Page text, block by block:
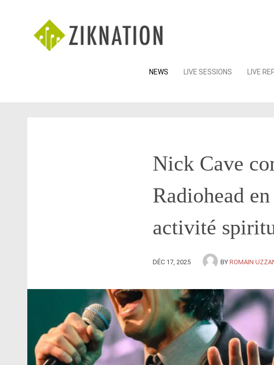
Skip
NEWS LIVE SESSIONS LIVE
Nick Cave
Radiohead
activité
DÉC 17, 2025 BY ROMAIN